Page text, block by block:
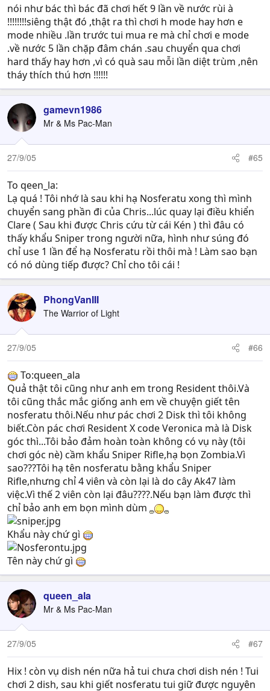
nói như bác thì bác đã chơi hết 9 lần về nước rùi à
!!!!!!!!siêng thật đó ,thật ra thì chơi h mode hay hơn e
mode nhiều .lần trước tui mua re mà chỉ chơi e mode
.về nước 5 lần chặp đâm chán .sau chuyển qua chơi
hard thấy hay hơn ,vì có quà sau mỗi lần diệt trùm ,nên
tháy thích thú hơn !!!!!!
gamevn1986
Mr & Ms Pac-Man
27/9/05 #65
To qeen_la:
Lạ quá ! Tôi nhớ là sau khi hạ Nosferatu xong thì mình
chuyển sang phần đi của Chris...lúc quay lại điều khiển
Clare ( Sau khi được Chris cứu từ cái Kén ) thì đâu có
thấy khẩu Sniper trong người nữa, hình như súng đó
chỉ use 1 lần để hạ Nosferatu rồi thôi mà ! Làm sao bạn
có nó dùng tiếp được? Chỉ cho tôi cái !
PhongVanIII
The Warrior of Light
27/9/05 #66
To:queen_ala
Quả thật tôi cũng như anh em trong Resident thôi.Và
tôi cũng thắc mắc giống anh em về chuyện giết tên
nosferatu thôi.Nếu như pác chơi 2 Disk thì tôi không
biết.Còn pác chơi Resident X code Veronica mà là Disk
góc thì...Tôi bảo đảm hoàn toàn không có vụ này (tôi
chơi góc nè) cầm khẩu Sniper Rifle,hạ bọn Zombia.Vì
sao???Tôi hạ tên nosferatu bằng khẩu Sniper
Rifle,nhưng chỉ 4 viên và còn lại là do cây Ak47 làm
việc.Vì thế 2 viên còn lại đâu????.Nếu bạn làm được thì
chỉ bảo anh em bọn mình dùm
Khẩu này chứ gì
Tên này chứ gì
queen_ala
Mr & Ms Pac-Man
27/9/05 #67
Hix ! còn vụ dish nén nữa hả tui chưa chơi dish nén ! Tui
chơi 2 dish, sau khi giết nosferatu tui giữ được nguyên